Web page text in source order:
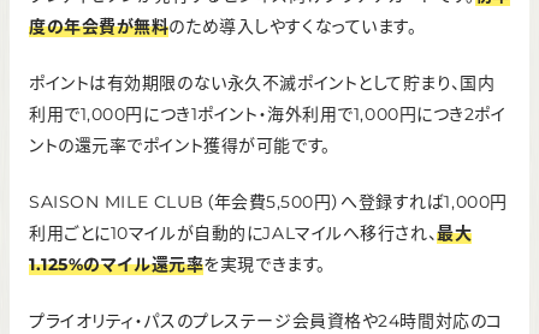
ポイント還元率
申し込み条件
個人事業主・経営者をはじめ、安定した収入があり、社会的信
用を有するご連絡可能な方（学生、未成年を除く）
9,990万円
度の年会費が無料のため導入しやすくなっています。
ポイントは有効期限のない永久不滅ポイントとして貯まり、国内
利用で1,000円につき1ポイント・海外利用で1,000円につき2ポイ
ントの還元率でポイント獲得が可能です。
SAISON MILE CLUB（年会費5,500円）へ登録すれば1,000円
利用ごとに10マイルが自動的にJALマイルへ移行され、最大
1.125%のマイル還元率を実現できます。
プライオリティ・パスのプレステージ会員資格や24時間対応のコ